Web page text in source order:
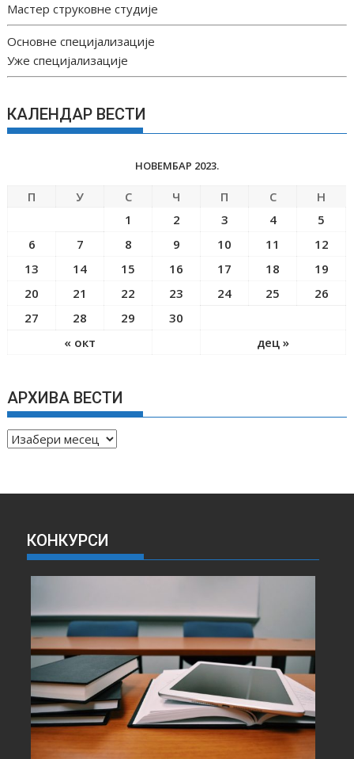
Мастер струковне студије
Основне специјализације
Уже специјализације
КАЛЕНДАР ВЕСТИ
НОВЕМБАР 2023.
П У С Ч П С Н
« окт дец »
1 2 3 4
5
6
7 8 9 10 11
12
13
14 15 16 17 18
19
20
21 22 23 24 25
26
27
28 29 30
АРХИВА ВЕСТИ
А
И
КОНКУРСИ